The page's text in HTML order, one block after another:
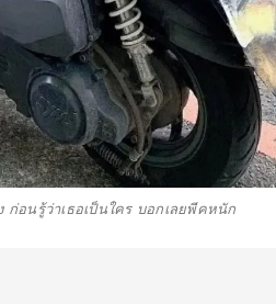
ก่อนรู้ว่าเธอเป็นใคร บอกเลยพีคหนัก